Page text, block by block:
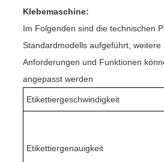
Klebemaschine:
Im Folgenden sind die technischen
Standardmodells aufgeführt, weitere
Anforderungen und Funktionen
angepasst werden
Etikettiergeschwindigkeit
Etikettiergenauigkeit